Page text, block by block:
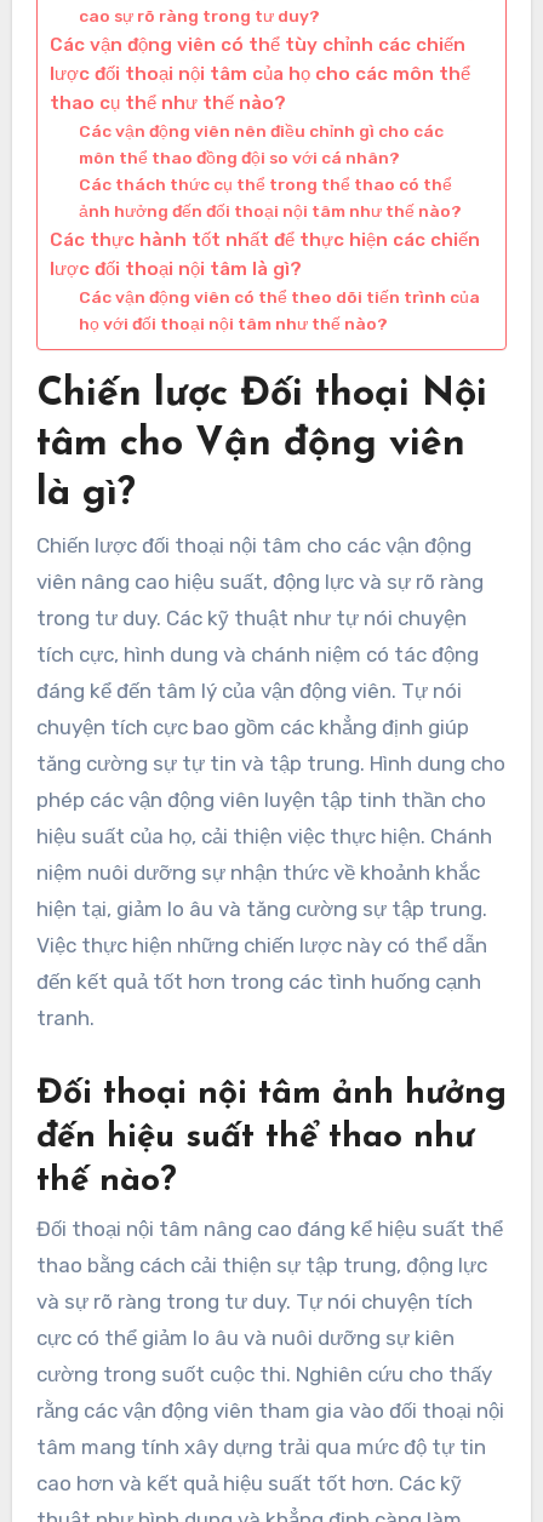
cao sự rõ ràng trong tư duy?
Các vận động viên có thể tùy chỉnh các chiến
lược đối thoại nội tâm của họ cho các môn thể
thao cụ thể như thế nào?
Các vận động viên nên điều chỉnh gì cho các
môn thể thao đồng đội so với cá nhân?
Các thách thức cụ thể trong thể thao có thể
ảnh hưởng đến đối thoại nội tâm như thế nào?
Các thực hành tốt nhất để thực hiện các chiến
lược đối thoại nội tâm là gì?
Các vận động viên có thể theo dõi tiến trình của
họ với đối thoại nội tâm như thế nào?
Chiến lược Đối thoại Nội
tâm cho Vận động viên
là gì?
Chiến lược đối thoại nội tâm cho các vận động
viên nâng cao hiệu suất, động lực và sự rõ ràng
trong tư duy. Các kỹ thuật như tự nói chuyện
tích cực, hình dung và chánh niệm có tác động
đáng kể đến tâm lý của vận động viên. Tự nói
chuyện tích cực bao gồm các khẳng định giúp
tăng cường sự tự tin và tập trung. Hình dung cho
phép các vận động viên luyện tập tinh thần cho
hiệu suất của họ, cải thiện việc thực hiện. Chánh
niệm nuôi dưỡng sự nhận thức về khoảnh khắc
hiện tại, giảm lo âu và tăng cường sự tập trung.
Việc thực hiện những chiến lược này có thể dẫn
đến kết quả tốt hơn trong các tình huống cạnh
tranh.
Đối thoại nội tâm ảnh hưởng
đến hiệu suất thể thao như
thế nào?
Đối thoại nội tâm nâng cao đáng kể hiệu suất thể
thao bằng cách cải thiện sự tập trung, động lực
và sự rõ ràng trong tư duy. Tự nói chuyện tích
cực có thể giảm lo âu và nuôi dưỡng sự kiên
cường trong suốt cuộc thi. Nghiên cứu cho thấy
rằng các vận động viên tham gia vào đối thoại nội
tâm mang tính xây dựng trải qua mức độ tự tin
cao hơn và kết quả hiệu suất tốt hơn. Các kỹ